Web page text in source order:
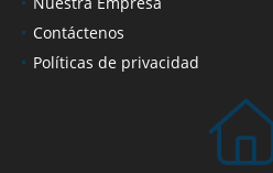
Contáctenos
Políticas de privacidad